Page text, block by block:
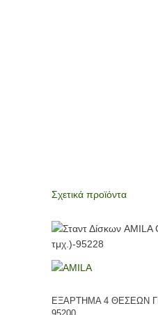
Σχετικά προϊόντα
ΕΞΑΡΤΗΜΑ 4 ΘΕΣΕΩΝ